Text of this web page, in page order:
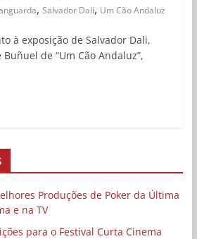
, Salvador Dalí, Um Cão Andaluz
à exposição de Salvador Dali,
de “Um Cão Andaluz”,
Produções de Poker da Última
e na TV
para o Festival Curta Cinema